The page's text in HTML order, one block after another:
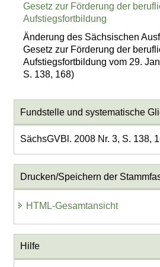
Gesetz zur Förderung der
Aufstiegsfortbildung
Änderung des Sächsischen
Gesetz zur Förderung der
Aufstiegsfortbildung vom 29.
S. 138, 168)
Fundstelle und systematische
SächsGVBl. 2008 Nr. 3, S. 138,
Drucken/Speichern der
HTML-Gesamtansicht
Hilfe